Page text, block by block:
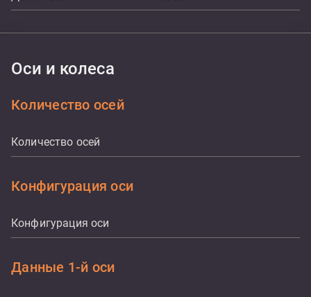
Оси и колеса
Количество осей
Количество осей
Конфигурация оси
Конфигурация оси
Данные 1-й оси